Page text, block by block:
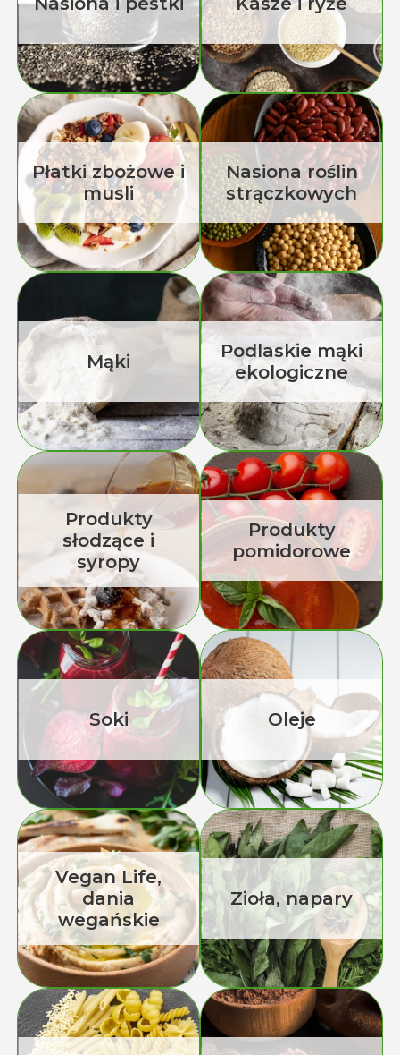
Płatki zbożowe i
musli
Nasiona roślin
strączkowych
Mąki
Podlaskie mąki
ekologiczne
Produkty
słodzące i
syropy
Produkty
pomidorowe
Soki Oleje
Vegan Life,
dania
wegańskie
Zioła, napary